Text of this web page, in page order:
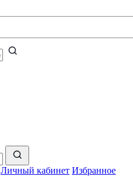
Личный кабинет Избранное